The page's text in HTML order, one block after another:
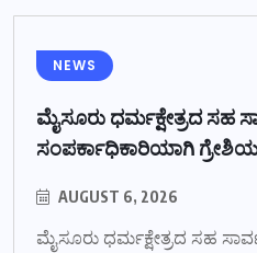
NEWS
ಮೈಸೂರು ಧರ್ಮಕ್ಷೇತ್ರದ ಸಹ
ಸಂಪರ್ಕಾಧಿಕಾರಿಯಾಗಿ
AUGUST 6, 2026
ಮೈಸೂರು ಧರ್ಮಕ್ಷೇತ್ರದ ಸಹ